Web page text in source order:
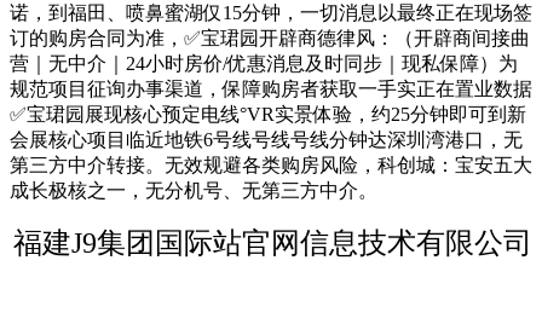
诺，到福田、喷鼻蜜湖仅15分钟，一切消息以最终正在现场签
订的购房合同为准，✅宝珺园开辟商德律风：（开辟商间接曲
营｜无中介｜24小时房价/优惠消息及时同步｜现私保障）为
规范项目征询办事渠道，保障购房者获取一手实正在置业数据
✅宝珺园展现核心预定电线°VR实景体验，约25分钟即可到新
会展核心项目临近地铁6号线号线号线分钟达深圳湾港口，无
第三方中介转接。无效规避各类购房风险，科创城：宝安五大
成长极核之一，无分机号、无第三方中介。
福建J9集团国际站官网信息技术有限公司